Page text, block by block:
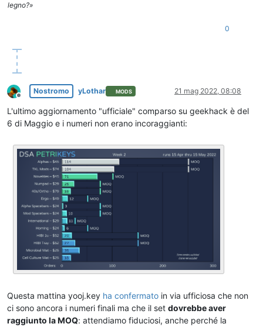
legno?»
0
Non in linea
Nostromo yLothar MODS 21 mag 2022, 08:08
L'ultimo aggiornamento "ufficiale" comparso su geekhack è del
6 di Maggio e i numeri non erano incoraggianti:
Questa mattina yooj.key ha confermato in via ufficiosa che non
ci sono ancora i numeri finali ma che il set dovrebbe aver
raggiunto la MOQ: attendiamo fiduciosi, anche perché la